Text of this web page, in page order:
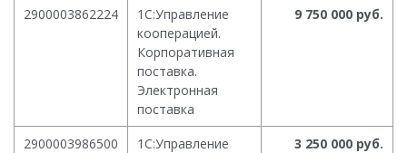
2900003862224
1С:Управление
кооперацией.
Корпоративная
поставка.
Электронная
поставка
9 750 000 руб.
2900003986500
1С:Управление
3 250 000 руб.